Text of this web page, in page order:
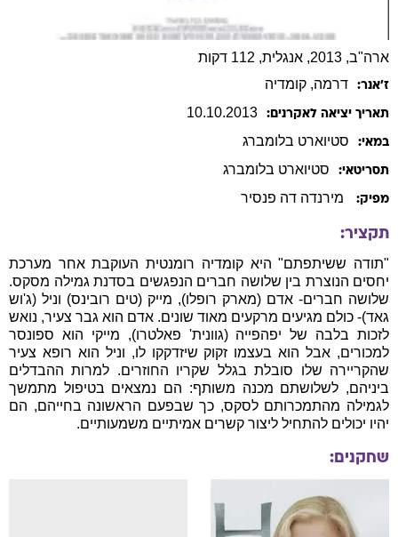
ארה"ב, 2013, אנגלית, 112 דקות
ז׳אנר: דרמה, קומדיה
תאריך יציאה לאקרנים: 10.10.2013
במאי: סטיוארט בלומברג
תסריטאי: סטיוארט בלומברג
מפיק: מירנדה דה פנסיר
תקציר:
"תודה ששיתפתם" היא קומדיה רומנטית העוקבת אחר מערכת
יחסים הנוצרת בין שלושה חברים הנפגשים בסדנת גמילה מסקס.
שלושה חברים- אדם (מארק רופלו), מייק (טים רובינס) וניל (ג'וש
גאד)- כולם מגיעים מרקעים מאוד שונים. אדם הוא גבר צעיר, נואש
לזכות בלבה של יפהפייה (גוונית' פאלטרו), מייקי הוא ספונסר
למכורים, אבל הוא בעצמו זקוק שיזדקקו לו, וניל הוא רופא צעיר
שהקריירה שלו סובלת בגלל שקריו החוזרים. למרות ההבדלים
ביניהם, לשלושתם מכנה משותף: הם נמצאים בטיפול מתמשך
לגמילה מהתמכרותם לסקס, כך שבפעם הראשונה בחייהם, הם
יהיו יכולים להתחיל ליצור קשרים אמיתיים משמעותיים.
שחקנים: